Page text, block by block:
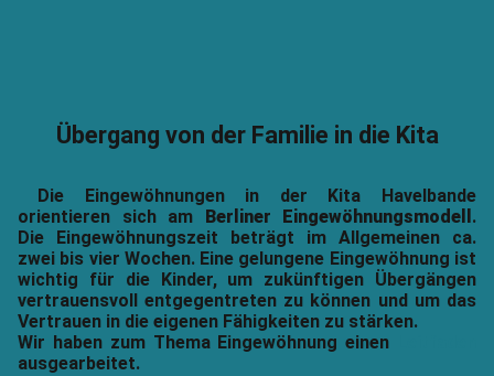
Übergang von der Familie in die Kita
Die Eingewöhnungen in der Kita Havelbande
orientieren sich am
Berliner Eingewöhnungsmodell .
Die Eingewöhnungszeit beträgt im Allgemeinen ca.
zwei bis vier Wochen. Eine gelungene Eingewöhnung ist
wichtig für die Kinder, um zukünftigen Übergängen
vertrauensvoll entgegentreten zu können und um das
Vertrauen in die eigenen Fähigkeiten zu stärken.
Wir haben zum Thema Eingewöhnung einen
ausgearbeitet.